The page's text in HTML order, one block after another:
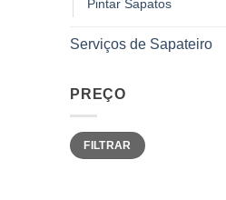
Pintar Sapatos
Serviços de Sapateiro
PREÇO
Preço
mínimo
Preço
máximo
FILTRAR